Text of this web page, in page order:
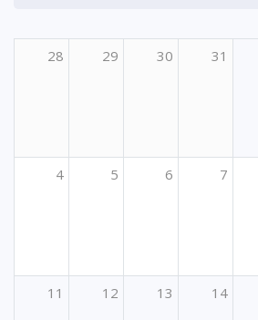
28 29 30 31
4 5 6 7
11 12 13 14